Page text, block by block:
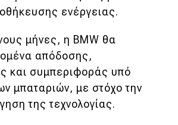
ενέργειας.
μήνες, η BMW θα
απόδοσης,
και συμπεριφοράς υπό
μπαταριών, με στόχο την
της τεχνολογίας.